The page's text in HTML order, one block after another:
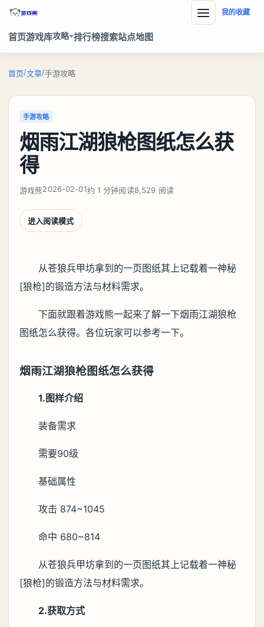
首页游戏库攻略 排行榜搜索站点地图
我的收藏
首页/文章/手游攻略
手游攻略
烟雨江湖狼枪图纸怎么获
得
游戏熊2026-02-01约 1 分钟阅读8,529 阅读
进入阅读模式
从苍狼兵甲坊拿到的一页图纸其上记载着一神秘
[狼枪]的锻造方法与材料需求。
下面就跟着游戏熊一起来了解一下烟雨江湖狼枪
图纸怎么获得。各位玩家可以参考一下。
烟雨江湖狼枪图纸怎么获得
1.图样介绍
装备需求
需要90级
基础属性
攻击 874~1045
命中 680~814
从苍狼兵甲坊拿到的一页图纸其上记载着一神秘
[狼枪]的锻造方法与材料需求。
2.获取方式